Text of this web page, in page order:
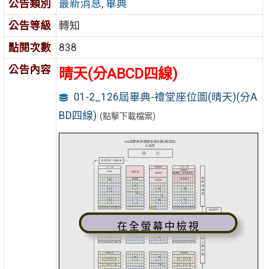
公告類別
最新消息, 畢典
公告等級
轉知
點閱次數
838
公告內容
晴天(分ABCD四線)
01-2_126屆畢典-禮堂座位圖(晴天)(分A
BD四線) (點擊下載檔案)
在全螢幕中檢視